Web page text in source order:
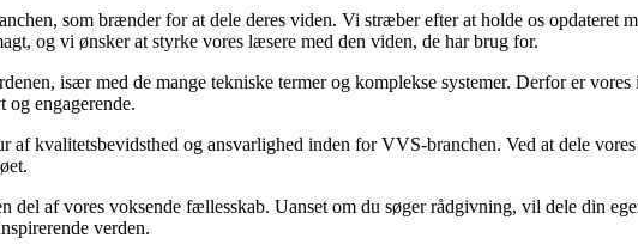
som brænder for at dele deres viden. Vi stræber efter at holde os opdateret
og vi ønsker at styrke vores læsere med den viden, de har brug for.
især med de mange tekniske termer og komplekse systemer. Derfor er
engagerende.
kvalitetsbevidsthed og ansvarlighed inden for VVS-branchen. Ved at dele
af vores voksende fællesskab. Uanset om du søger rådgivning, vil dele din
verden.